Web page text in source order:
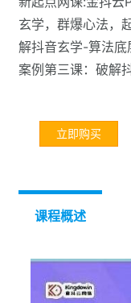
玄学，群爆心法，
解抖音玄学-算法
案例第三课：破解
立即购买
课程概述